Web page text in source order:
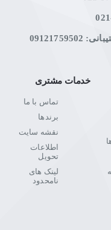
خدمات مشتری
تماس با ما
برندها
نقشه سایت
اطلاعات
تحویل
لینک های
نامحدود